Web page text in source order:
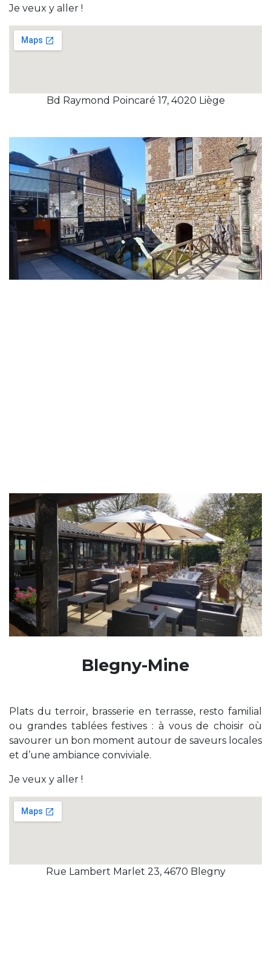
Je veux y aller !
Bd Raymond Poincaré 17, 4020 Liège
Blegny-Mine
Plats du terroir, brasserie en terrasse, resto familial
ou grandes tablées festives : à vous de choisir où
savourer un bon moment autour de saveurs locales
et d’une ambiance conviviale.
Je veux y aller !
Rue Lambert Marlet 23, 4670 Blegny